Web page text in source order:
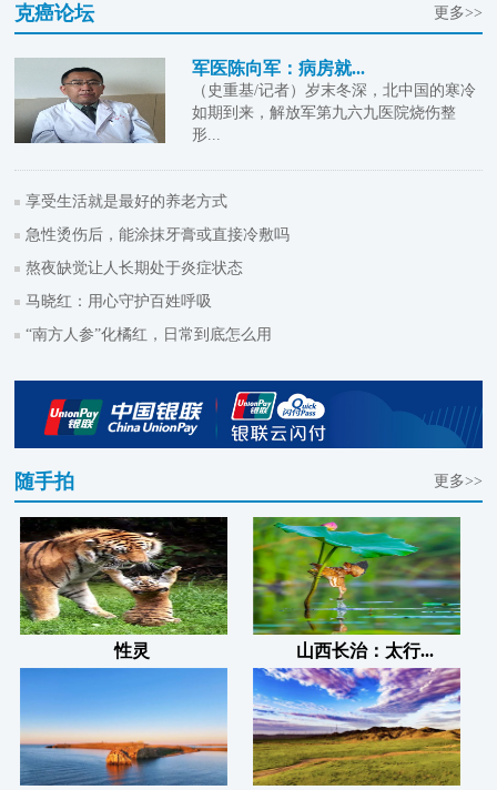
克癌论坛 更多>>
军医陈向军：病房就...
（史重基/记者）岁末冬深，北中国的寒冷
如期到来，解放军第九六九医院烧伤整
形...
享受生活就是最好的养老方式
急性烫伤后，能涂抹牙膏或直接冷敷吗
熬夜缺觉让人长期处于炎症状态
马晓红：用心守护百姓呼吸
“南方人参”化橘红，日常到底怎么用
随手拍 更多>>
性灵 山西长治：太行...